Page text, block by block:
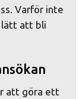
Varför inte
lätt att bli
att göra ett